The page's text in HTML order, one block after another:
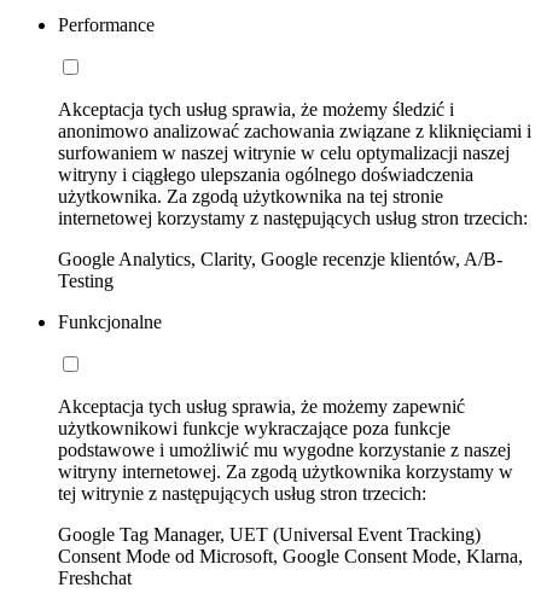
Performance
Akceptacja tych usług sprawia, że możemy śledzić i
anonimowo analizować zachowania związane z kliknięciami i
surfowaniem w naszej witrynie w celu optymalizacji naszej
witryny i ciągłego ulepszania ogólnego doświadczenia
użytkownika. Za zgodą użytkownika na tej stronie
internetowej korzystamy z następujących usług stron trzecich:
Google Analytics, Clarity, Google recenzje klientów, A/B-
Testing
Funkcjonalne
Akceptacja tych usług sprawia, że możemy zapewnić
użytkownikowi funkcje wykraczające poza funkcje
podstawowe i umożliwić mu wygodne korzystanie z naszej
witryny internetowej. Za zgodą użytkownika korzystamy w
tej witrynie z następujących usług stron trzecich:
Google Tag Manager, UET (Universal Event Tracking)
Consent Mode od Microsoft, Google Consent Mode, Klarna,
Freshchat